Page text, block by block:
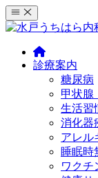
コ
ン
診療案内
糖尿病
甲状腺
生活習
消化器
アレル
睡眠時
ワクチ